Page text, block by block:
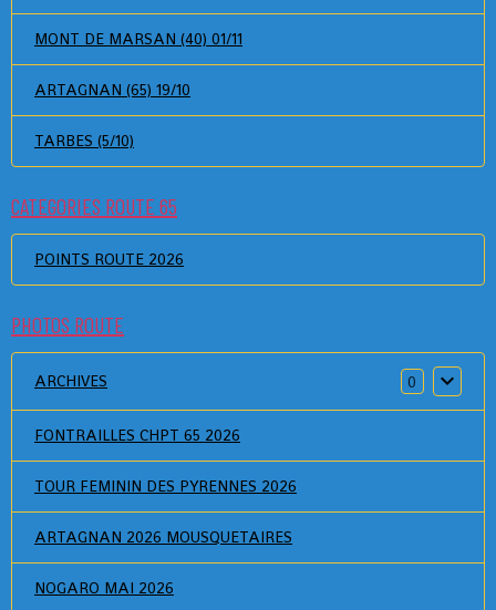
MONT DE MARSAN (40) 01/11
ARTAGNAN (65) 19/10
TARBES (5/10)
CATEGORIES ROUTE 65
POINTS ROUTE 2026
PHOTOS ROUTE
ARCHIVES 0
FONTRAILLES CHPT 65 2026
TOUR FEMININ DES PYRENNES 2026
ARTAGNAN 2026 MOUSQUETAIRES
NOGARO MAI 2026